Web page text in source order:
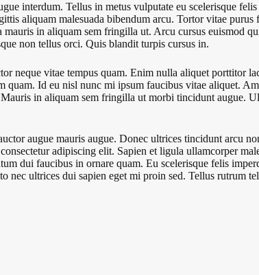
interdum. Tellus in metus vulputate eu scelerisque
aliquam malesuada bibendum arcu. Tortor vitae
in aliquam sem fringilla ut. Arcu cursus euismod
non tellus orci. Quis blandit turpis cursus in.
neque vitae tempus quam. Enim nulla aliquet porttitor
Id eu nisl nunc mi ipsum faucibus vitae aliquet.
in aliquam sem fringilla ut morbi tincidunt augue.
augue mauris augue. Donec ultrices tincidunt arcu
adipiscing elit. Sapien et ligula ullamcorper
dui faucibus in ornare quam. Eu scelerisque felis
ultrices dui sapien eget mi proin sed. Tellus rutrum